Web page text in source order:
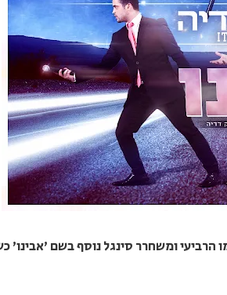
הרביעי ומשחרר סינגל נוסף בשם 'אבינו'